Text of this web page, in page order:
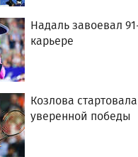
Надаль завоевал
карьере
Козлова
уверенной победы